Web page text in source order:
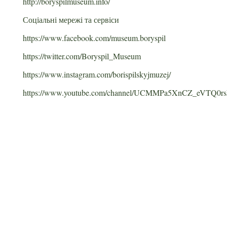
Соціальні мережі та сервіси
https://www.facebook.com/museum.boryspil
https://twitter.com/Boryspil_Museum
https://www.instagram.com/borispilskyjmuzej/
https://www.youtube.com/channel/